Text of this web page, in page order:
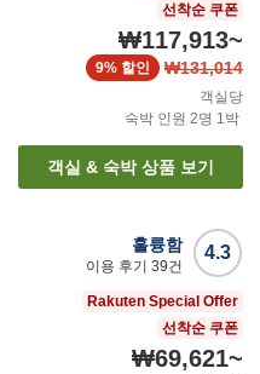
선착순 쿠폰
₩117,913~
₩131,014
9% 할인
객실당
숙박 인원 2명 1박
객실 & 숙박 상품 보기
4.3
훌륭함
이용 후기 39건
Rakuten Special Offer
선착순 쿠폰
₩69,621~